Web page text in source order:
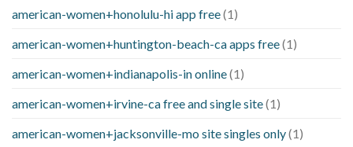
american-women+honolulu-hi app free(1)
american-women+huntington-beach-ca apps free(1)
american-women+indianapolis-in online(1)
american-women+irvine-ca free and single site(1)
american-women+jacksonville-mo site singles only(1)